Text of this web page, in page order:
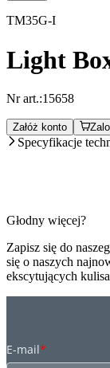
TM35G-I
Light
Nr art.:15658
Załóż konto
Specyfikacje
Głodny więcej?
Zapisz się do
się o naszych
ekscytujących
E-mail*